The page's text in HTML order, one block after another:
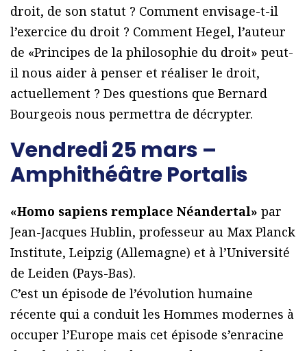
droit, de son statut ? Comment envisage-t-il
l’exercice du droit ? Comment Hegel, l’auteur
de «Principes de la philosophie du droit» peut-
il nous aider à penser et réaliser le droit,
actuellement ? Des questions que Bernard
Bourgeois nous permettra de décrypter.
Vendredi 25 mars –
Amphithéâtre Portalis
«Homo sapiens remplace Néandertal» par
Jean-Jacques Hublin, professeur au Max Planck
Institute, Leipzig (Allemagne) et à l’Université
de Leiden (Pays-Bas).
C’est un épisode de l’évolution humaine
récente qui a conduit les Hommes modernes à
occuper l’Europe mais cet épisode s’enracine